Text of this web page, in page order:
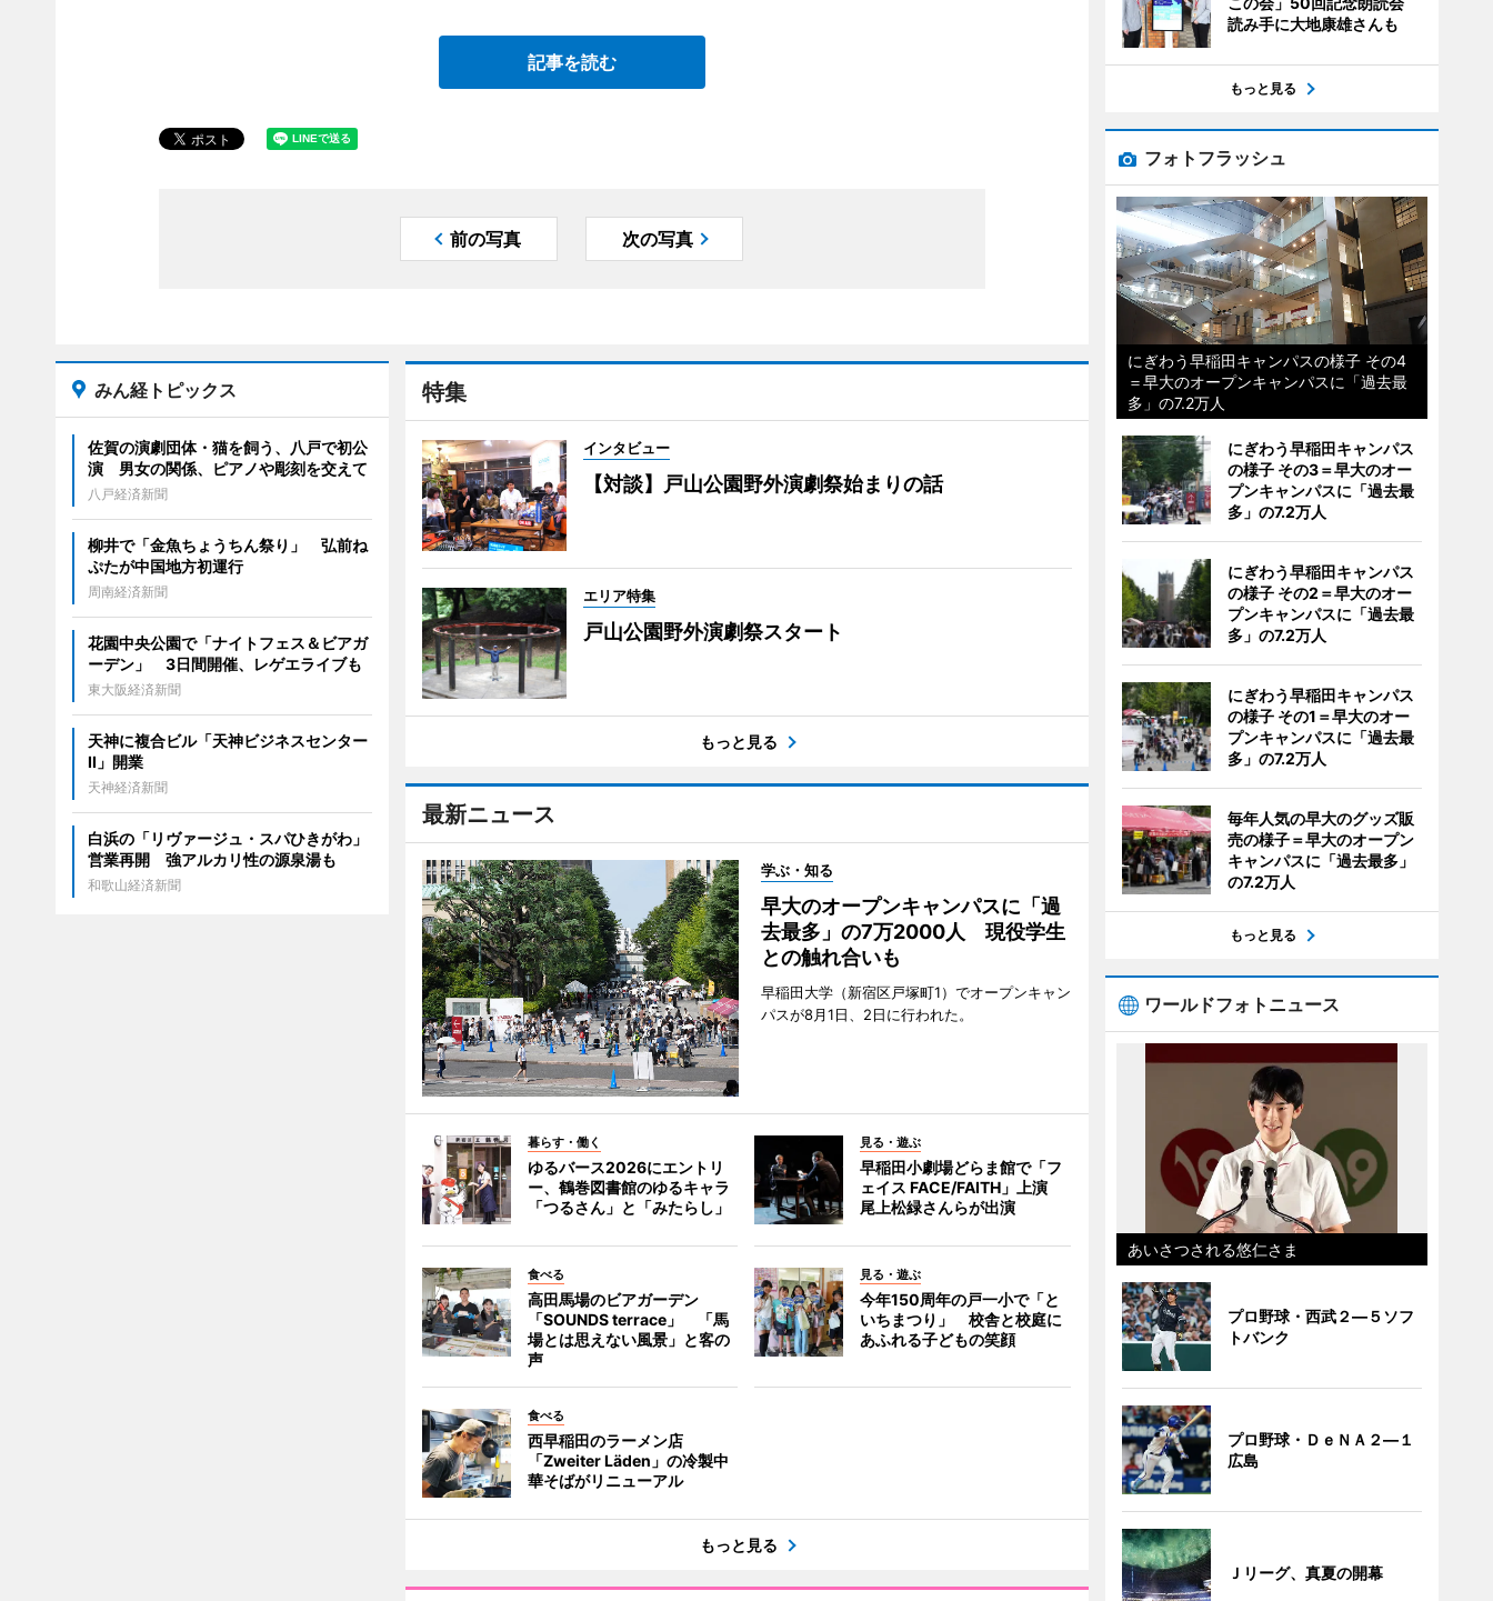
記事を読む
前の写真 次の写真
特集
インタビュー
【対談】戸山公園野外演劇祭始まりの話
エリア特集
戸山公園野外演劇祭スタート
もっと見る
最新ニュース
学ぶ・知る
早大のオープンキャンパスに「過
去最多」の7万2000人 現役学生
との触れ合いも
早稲田大学（新宿区戸塚町1）でオープンキャン
パスが8月1日、2日に行われた。
暮らす・働く
ゆるバース2026にエントリ
ー、鶴巻図書館のゆるキャラ
「つるさん」と「みたらし」
見る・遊ぶ
早稲田小劇場どらま館で「フ
ェイス FACE/FAITH」上演
尾上松緑さんらが出演
食べる
高田馬場のビアガーデン
「SOUNDS terrace」 「馬
場とは思えない風景」と客の
声
見る・遊ぶ
今年150周年の戸一小で「と
いちまつり」 校舎と校庭に
あふれる子どもの笑顔
食べる
西早稲田のラーメン店
「Zweiter Läden」の冷製中
華そばがリニューアル
もっと見る
みん経トピックス
佐賀の演劇団体・猫を飼う、八戸で初公
演 男女の関係、ピアノや彫刻を交えて
八戸経済新聞
柳井で「金魚ちょうちん祭り」 弘前ね
ぷたが中国地方初運行
周南経済新聞
花園中央公園で「ナイトフェス＆ビアガ
ーデン」 3日間開催、レゲエライブも
東大阪経済新聞
天神に複合ビル「天神ビジネスセンター
II」開業
天神経済新聞
白浜の「リヴァージュ・スパひきがわ」
営業再開 強アルカリ性の源泉湯も
和歌山経済新聞
読み手に大地康雄さんも
もっと見る
フォトフラッシュ
にぎわう早稲田キャンパスの様子 その4
＝早大のオープンキャンパスに「過去最
多」の7.2万人
にぎわう早稲田キャンパス
の様子 その3＝早大のオー
プンキャンパスに「過去最
多」の7.2万人
にぎわう早稲田キャンパス
の様子 その2＝早大のオー
プンキャンパスに「過去最
多」の7.2万人
にぎわう早稲田キャンパス
の様子 その1＝早大のオー
プンキャンパスに「過去最
多」の7.2万人
毎年人気の早大のグッズ販
売の様子＝早大のオープン
キャンパスに「過去最多」
の7.2万人
もっと見る
ワールドフォトニュース
あいさつされる悠仁さま
プロ野球・西武２―５ソフ
トバンク
プロ野球・ＤｅＮＡ２―１
広島
Ｊリーグ、真夏の開幕